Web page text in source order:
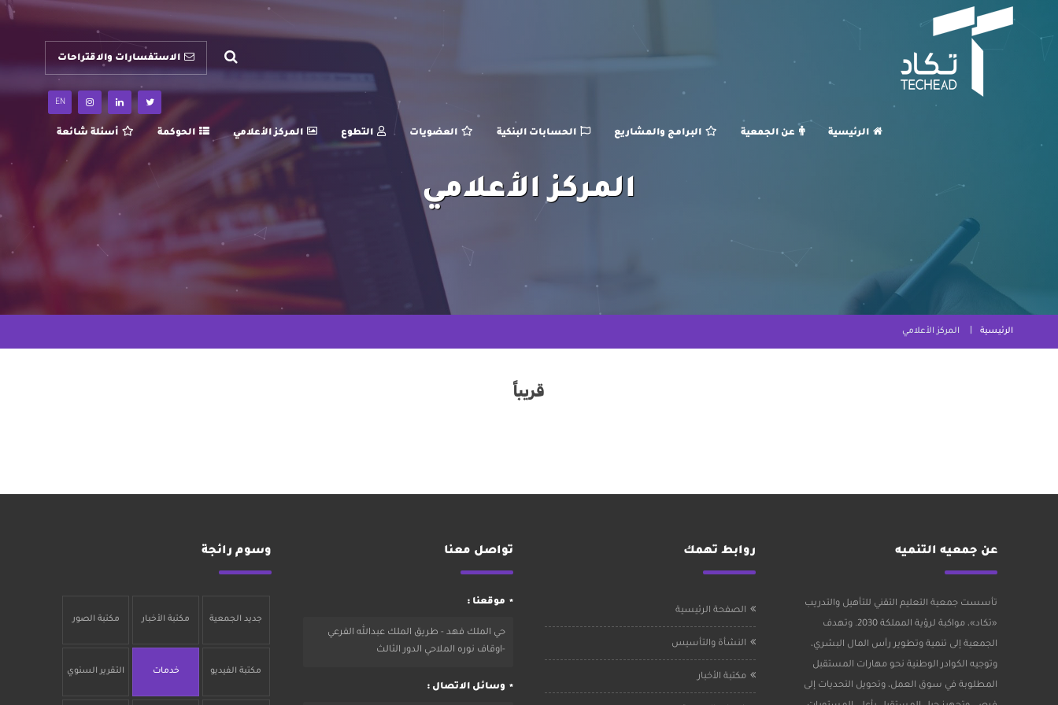
الاستفسارات والاقتراحات
الرئيسية عن الجمعية البرامج والمشاريع الحسابات البنكية العضويات التطوع المركز الأعلامي الحوكمة أسئلة شائعة
EN
المركز الأعلامي
الرئيسية المركز الأعلامي
قريباً
عن جمعيه التنميه
تأسست جمعية التعليم التقني للتأهيل والتدريب
«تكاد»، مواكبة لرؤية المملكة 2030. وتهدف
الجمعية إلى تنمية وتطوير رأس المال البشري،
وتوجيه الكوادر الوطنية نحو مهارات المستقبل
المطلوبة في سوق العمل، وتحويل التحديات إلى
روابط تهمك
الصفحة الرئيسية
النشأة والتأسيس
مكتبة الأخبار
تواصل معنا
موقعنا :
حي الملك فهد - طريق الملك عبدالله الفرعي
-اوقاف نوره الملاحي الدور الثالث
وسائل الاتصال :
وسوم رائجة
جديد الجمعية مكتبة الأخبار مكتبة الصور
مكتبة الفيديو خدمات التقرير السنوي